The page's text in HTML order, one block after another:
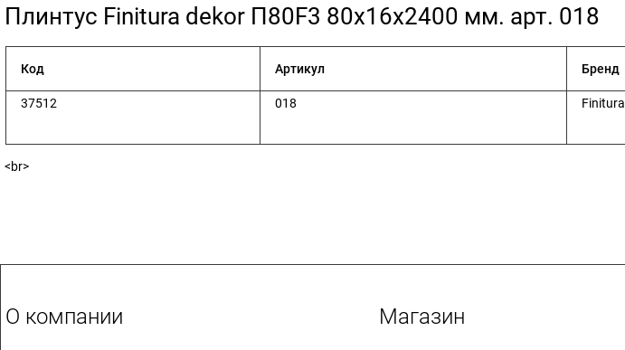
​Плинтус Finitura dekor П80F3 80х16х2400 мм. арт. 018
Код Артикул Бренд
37512 018 Finitura
<br>
О компании Магазин